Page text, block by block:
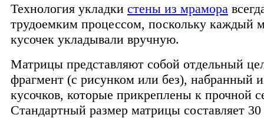
Технология укладки стены из мрамора
трудоемким процессом, поскольку каждый
кусочек укладывали вручную.
Матрицы представляют собой отдельный
фрагмент (с рисунком или без), набранный
кусочков, которые прикреплены к прочной
Стандартный размер матрицы составляет